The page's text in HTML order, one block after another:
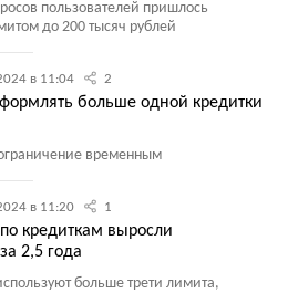
пользователей пришлось
до 200 тысяч рублей
в 11:04 2
больше одной кредитки
временным
в 11:20 1
кредиткам выросли
2,5 года
больше трети лимита,